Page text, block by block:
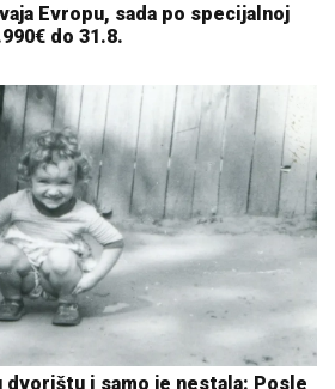
Evropu, sada po specijalnoj
do 31.8.
dvorištu i samo je nestala: Posle